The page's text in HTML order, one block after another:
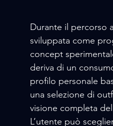
Durante il percorso
sviluppata come
concept
deriva di un
profilo personale
una selezione di
visione completa
L’utente può